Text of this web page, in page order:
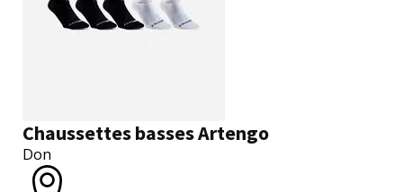
Chaussettes basses Artengo
Don